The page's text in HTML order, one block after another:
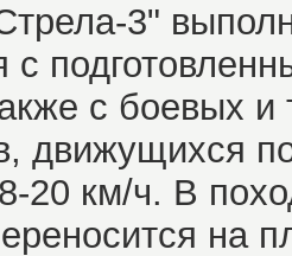
3"
с
с боевых
движущихся
20 км/ч. В
на